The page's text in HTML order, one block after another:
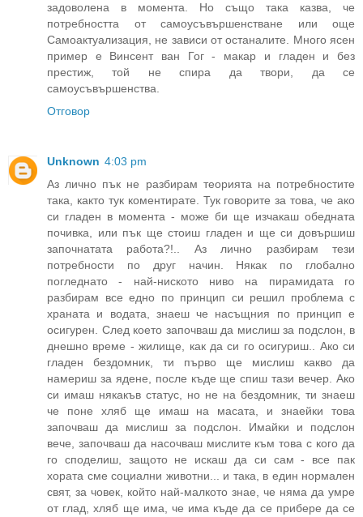
задоволена в момента. Но също така казва, че
потребността от самоусъвършенстване или още
Самоактуализация, не зависи от останалите. Много ясен
пример е Винсент ван Гог - макар и гладен и без
престиж, той не спира да твори, да се
самоусъвършенства.
Отговор
Unknown 4:03 pm
Аз лично пък не разбирам теорията на потребностите
така, както тук коментирате. Тук говорите за това, че ако
си гладен в момента - може би ще изчакаш обедната
почивка, или пък ще стоиш гладен и ще си довършиш
започнатата работа?!.. Аз лично разбирам тези
потребности по друг начин. Някак по глобално
погледнато - най-ниското ниво на пирамидата го
разбирам все едно по принцип си решил проблема с
храната и водата, знаеш че насъщния по принцип е
осигурен. След което започваш да мислиш за подслон, в
днешно време - жилище, как да си го осигуриш.. Ако си
гладен бездомник, ти първо ще мислиш какво да
намериш за ядене, после къде ще спиш тази вечер. Ако
си имаш някакъв статус, но не на бездомник, ти знаеш
че поне хляб ще имаш на масата, и знаейки това
започваш да мислиш за подслон. Имайки и подслон
вече, започваш да насочваш мислите към това с кого да
го споделиш, защото не искаш да си сам - все пак
хората сме социални животни... и така, в един нормален
свят, за човек, който най-малкото знае, че няма да умре
от глад, хляб ще има, че има къде да се прибере да се